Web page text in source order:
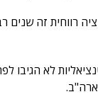
רווחית זה שנים
לא הגיבו